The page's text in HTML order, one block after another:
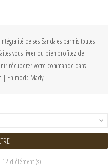
de ses Sandales parmis toutes
vous livrer ou bien profitez de
récuperer votre commande dans
| En mode Mady

d'élément (s)